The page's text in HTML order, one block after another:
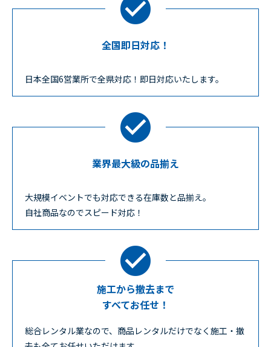
全国即日対応！
日本全国6営業所で全県対応！即日対応いたします。
業界最大級の品揃え
大規模イベントでも対応できる在庫数と品揃え。
自社商品なのでスピード対応！
施工から撤去まで
すべてお任せ！
総合レンタル業なので、商品レンタルだけでなく施工・撤